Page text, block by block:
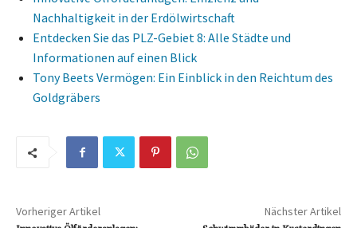
Nachhaltigkeit in der Erdölwirtschaft
Entdecken Sie das PLZ-Gebiet 8: Alle Städte und
Informationen auf einen Blick
Tony Beets Vermögen: Ein Einblick in den Reichtum des
Goldgräbers
Vorheriger Artikel Nächster Artikel